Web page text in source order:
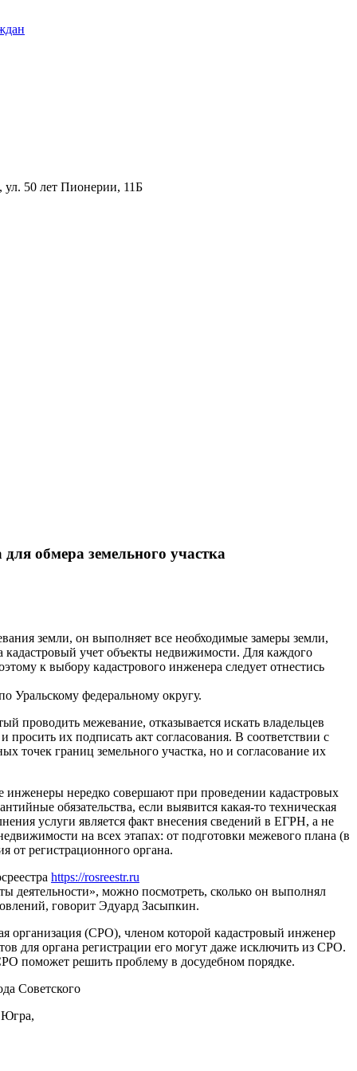
50 лет Пионерии, 11Б
обмера земельного участка
земли, он выполняет все необходимые замеры земли,
кадастровый учет объекты недвижимости. Для каждого
к выбору кадастрового инженера следует отнестись
Уральскому федеральному округу.
проводить межевание, отказывается искать владельцев
их подписать акт согласования. В соответствии с
точек границ земельного участка, но и согласование их
инженеры нередко совершают при проведении кадастровых
обязательства, если выявится какая-то техническая
услуги является факт внесения сведений в ЕГРН, а не
на всех этапах: от подготовки межевого плана (в
от регистрационного органа.
https://rosreestr.ru
деятельности», можно посмотреть, сколько он выполнял
говорит Эдуард Засыпкин.
организация (СРО), членом которой кадастровый инженер
для органа регистрации его могут даже исключить из СРО.
поможет решить проблему в досудебном порядке.
Советского
Югра,